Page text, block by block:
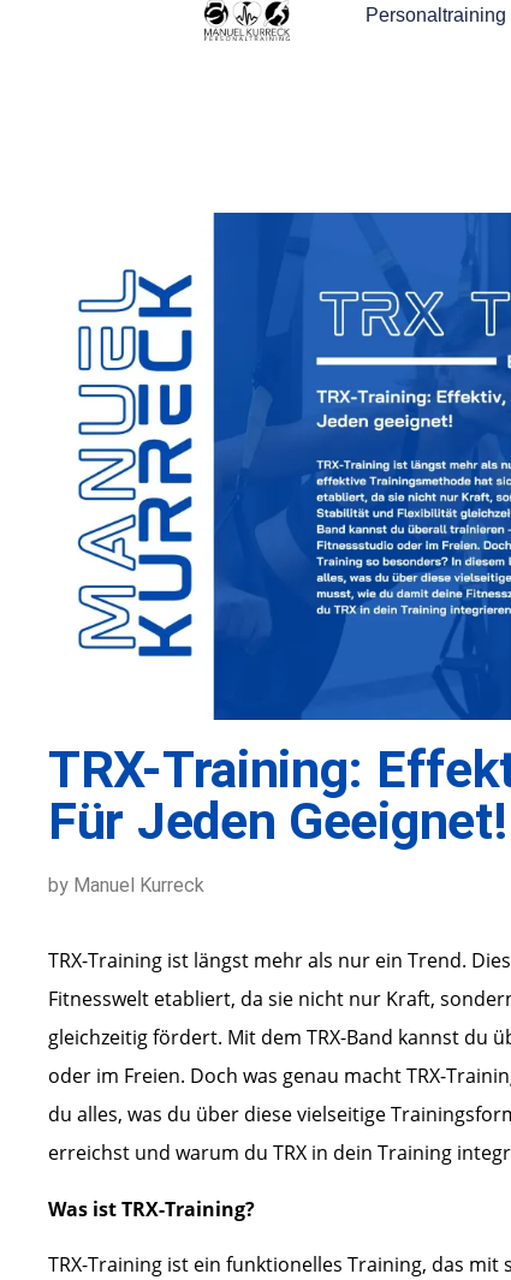
Personaltraining
TRX-Training:
Für Jeden Geeignet!
by Manuel Kurreck
TRX-Training ist längst mehr als nur ein Trend.
Fitnesswelt etabliert, da sie nicht nur Kraft,
gleichzeitig fördert. Mit dem TRX-Band kannst du
oder im Freien. Doch was genau macht TRX-
du alles, was du über diese vielseitige
erreichst und warum du TRX in dein Training
Was ist TRX-Training?
TRX-Training ist ein funktionelles Training, das